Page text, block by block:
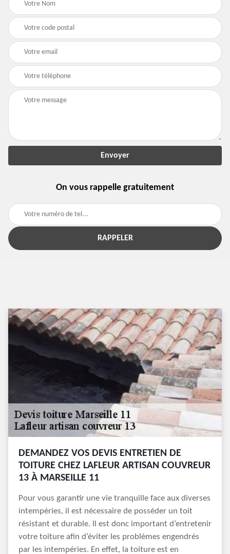
On vous rappelle gratuitement
DEMANDEZ VOS DEVIS ENTRETIEN DE
TOITURE CHEZ LAFLEUR ARTISAN COUVREUR
13 À MARSEILLE 11
Pour vous garantir une vie tranquille face aux diverses
intempéries, il est nécessaire de posséder un toit
résistant et durable. Il est donc important d’entretenir
votre toiture afin d’éviter les problèmes engendrés
par les intempéries. En effet, la toiture est en